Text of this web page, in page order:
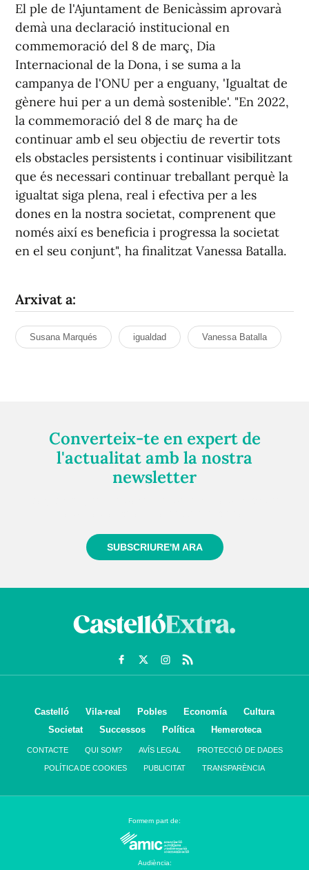
El ple de l'Ajuntament de Benicàssim aprovarà
demà una declaració institucional en
commemoració del 8 de març, Dia
Internacional de la Dona, i se suma a la
campanya de l'ONU per a enguany, 'Igualtat de
gènere hui per a un demà sostenible'. "En 2022,
la commemoració del 8 de març ha de
continuar amb el seu objectiu de revertir tots
els obstacles persistents i continuar visibilitzant
que és necessari continuar treballant perquè la
igualtat siga plena, real i efectiva per a les
dones en la nostra societat, comprenent que
només així es beneficia i progressa la societat
en el seu conjunt", ha finalitzat Vanessa Batalla.
Arxivat a:
Susana Marqués igualdad Vanessa Batalla
Converteix-te en expert de
l'actualitat amb la nostra
newsletter
SUBSCRIURE'M ARA
Castelló Vila-real Pobles Economía
Cultura
Societat
Successos Política Hemeroteca
CONTACTE QUI SOM? AVÍS LEGAL PROTECCIÓ DE DADES
POLÍTICA DE COOKIES PUBLICITAT TRANSPARÈNCIA
Formem part de:
Audiència: